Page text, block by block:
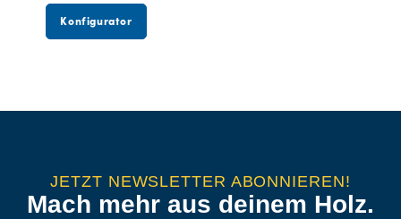
Konfigurator
JETZT NEWSLETTER ABONNIEREN!
Mach mehr aus deinem Holz.